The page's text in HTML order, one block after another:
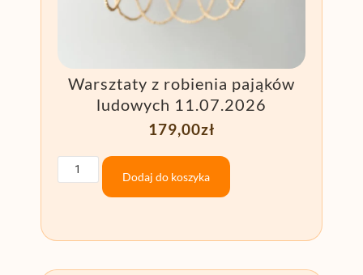
Warsztaty z robienia pająków
ludowych 11.07.2026
179,00zł
Dodaj do koszyka